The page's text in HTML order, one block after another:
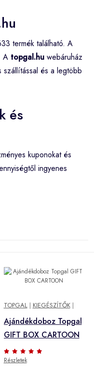
termék található. A
A topgal.hu webáruház
és a legtöbb
és
kuponokat és
ingyenes
TOPGAL| KIEGÉSZÍTŐK|
Ajándékdoboz Topgal
GIFT BOX CARTOON
Részletek